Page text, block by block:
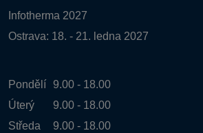
Infotherma 2027
Ostrava: 18. - 21. ledna 2027
Pondělí
9.00 - 18.00
Úterý
9.00 - 18.00
Středa
9.00 - 18.00